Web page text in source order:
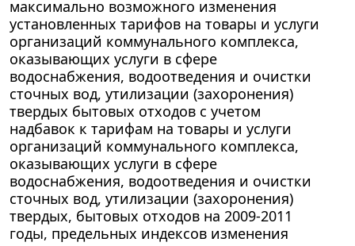
максимально возможного изменения
установленных тарифов на товары и услуги
организаций коммунального комплекса,
оказывающих услуги в сфере
водоснабжения, водоотведения и очистки
сточных вод, утилизации (захоронения)
твердых бытовых отходов с учетом
надбавок к тарифам на товары и услуги
организаций коммунального комплекса,
оказывающих услуги в сфере
водоснабжения, водоотведения и очистки
сточных вод, утилизации (захоронения)
твердых, бытовых отходов на 2009-2011
годы, предельных индексов изменения